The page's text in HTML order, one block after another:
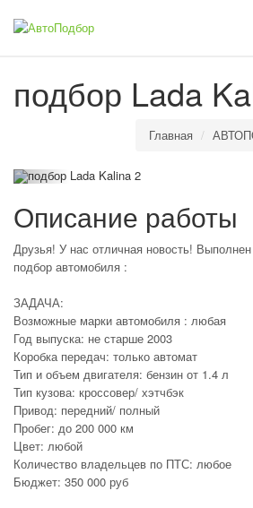
подбор Lada
Главная
Описание работы
Друзья! У нас отличная новость!
подбор автомобиля :
ЗАДАЧА:
Возможные марки автомобиля : любая
Год выпуска: не старше 2003
Коробка передач: только автомат
Тип и объем двигателя: бензин от 1.4 л
Тип кузова: кроссовер/ хэтчбэк
Привод: передний/ полный
Пробег: до 200 000 км
Цвет: любой
Количество владельцев по ПТС: любое
Бюджет: 350 000 руб